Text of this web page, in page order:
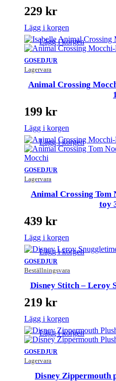
229 kr
Lägg i korgen
GOSEDJUR
Lagervara
Lägg i korgen
Animal Crossing
199 kr
Lägg i korgen
GOSEDJUR
Lagervara
Lägg i korgen
Animal Crossing Tom
toy
439 kr
Lägg i korgen
GOSEDJUR
Beställningsvara
Lägg i korgen
Disney Stitch – Leroy
219 kr
Lägg i korgen
GOSEDJUR
Lagervara
Lägg i korgen
Disney Zippermouth